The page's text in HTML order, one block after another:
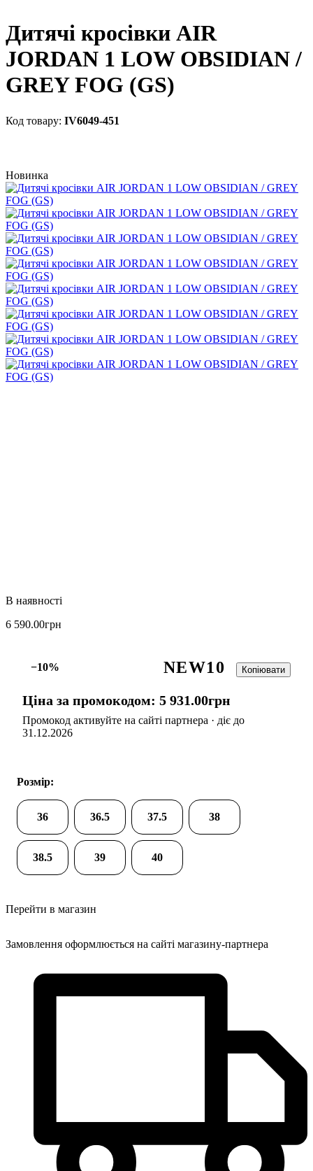
Дитячі кросівки AIR
JORDAN 1 LOW OBSIDIAN /
GREY FOG (GS)
IV6049-451
Новинка
6 590.00грн
−10% NEW10 Копіювати
Ціна за промокодом: 5 931.00грн
Промокод активуйте на сайті партнера · діє до
31.12.2026
Розмір:
36 36.5 37.5 38
38.5 39 40
Перейти в магазин
Замовлення оформлюється на сайті магазину-партнера